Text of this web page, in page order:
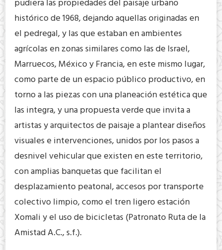
pudiera las propiedades del paisaje urbano
histórico de 1968, dejando aquellas originadas en
el pedregal, y las que estaban en ambientes
agrícolas en zonas similares como las de Israel,
Marruecos, México y Francia, en este mismo lugar,
como parte de un espacio público productivo, en
torno a las piezas con una planeación estética que
las integra, y una propuesta verde que invita a
artistas y arquitectos de paisaje a plantear diseños
visuales e intervenciones, unidos por los pasos a
desnivel vehicular que existen en este territorio,
con amplias banquetas que facilitan el
desplazamiento peatonal, accesos por transporte
colectivo limpio, como el tren ligero estación
Xomali y el uso de bicicletas (Patronato Ruta de la
Amistad A.C., s.f.).